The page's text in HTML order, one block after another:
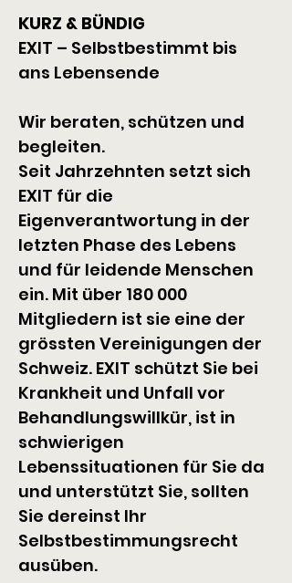
KURZ & BÜNDIG
EXIT – Selbstbestimmt bis
ans Lebensende
Wir beraten, schützen und
begleiten.
Seit Jahrzehnten setzt sich
EXIT für die
Eigenverantwortung in der
letzten Phase des Lebens
und für leidende Menschen
ein. Mit über 180 000
Mitgliedern ist sie eine der
grössten Vereinigungen der
Schweiz. EXIT schützt Sie bei
Krankheit und Unfall vor
Behandlungswillkür, ist in
schwierigen
Lebenssituationen für Sie da
und unterstützt Sie, sollten
Sie dereinst Ihr
Selbstbestimmungsrecht
ausüben.